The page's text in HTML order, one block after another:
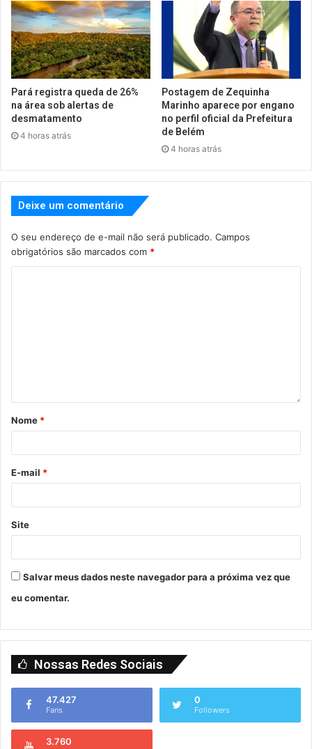
Pará registra queda de 26%
na área sob alertas de
desmatamento
4 horas atrás
Postagem de Zequinha
Marinho aparece por engano
no perfil oficial da Prefeitura
de Belém
4 horas atrás
Deixe um comentário
O seu endereço de e-mail não será publicado. Campos
obrigatórios são marcados com *
Nome *
E-mail *
Site
Salvar meus dados neste navegador para a próxima vez que
eu comentar.
Nossas Redes Sociais
47.427
Fans
0
Followers
3.760